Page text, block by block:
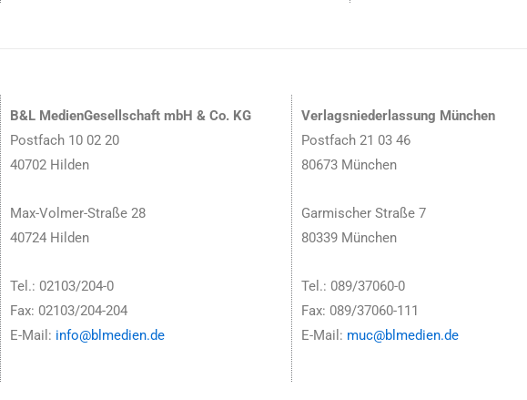
B&L MedienGesellschaft mbH & Co. KG
Postfach 10 02 20
40702 Hilden
Max-Volmer-Straße 28
40724 Hilden
Tel.: 02103/204-0
Fax: 02103/204-204
E-Mail: info@blmedien.de
Verlagsniederlassung München
Postfach 21 03 46
80673 München
Garmischer Straße 7
80339 München
Tel.: 089/37060-0
Fax: 089/37060-111
E-Mail: muc@blmedien.de